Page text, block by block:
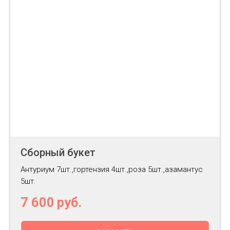
Сборный букет
Антуриум 7шт.,гортензия 4шт.,роза 5шт.,азамантус
5шт.
7 600 руб.